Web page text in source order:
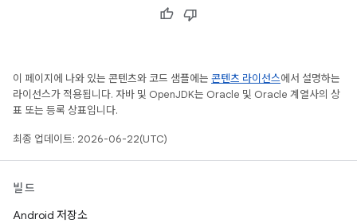
이 페이지에 나와 있는 콘텐츠와 코드 샘플에는 콘텐츠 라이선스에서 설명하는
라이선스가 적용됩니다. 자바 및 OpenJDK는 Oracle 및 Oracle 계열사의 상
표 또는 등록 상표입니다.
최종 업데이트: 2026-06-22(UTC)
빌드
Android 저장소